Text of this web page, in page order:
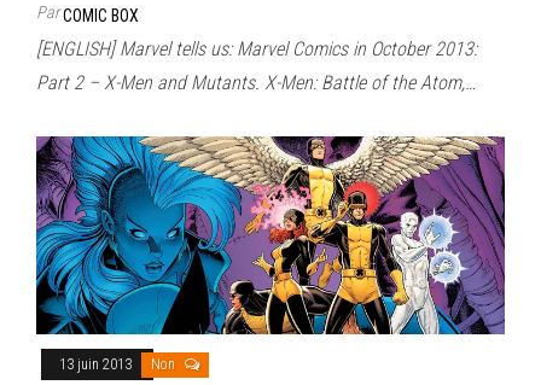
ParCOMIC BOX
[ENGLISH] Marvel tells us: Marvel Comics in October 2013:
Part 2 – X-Men and Mutants. X-Men: Battle of the Atom,…
13 juin 2013 Non